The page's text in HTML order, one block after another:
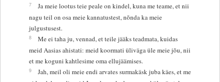
7
Ja meie lootus teie peale on kindel, kuna me teame, et nii
nagu teil on osa meie kannatustest, nõnda ka meie
julgustusest.
8
Me ei taha ju, vennad, et teile jääks teadmata, kuidas
meid Aasias ahistati: meid koormati üliväga üle meie jõu, nii
et me koguni kahtlesime oma ellujäämises.
9
Jah, meil oli meie endi arvates surmakäsk juba käes, et me